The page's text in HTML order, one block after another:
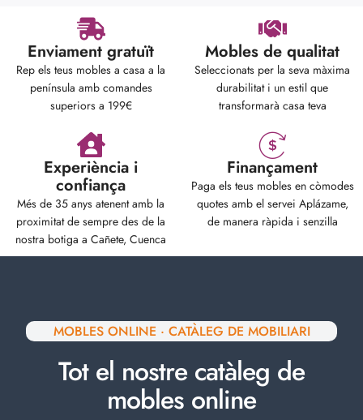
Enviament gratuït
Rep els teus mobles a casa a la
península amb comandes
superiors a 199€
Mobles de qualitat
Seleccionats per la seva màxima
durabilitat i un estil que
transformarà casa teva
Experiència i
confiança
Més de 35 anys atenent amb la
proximitat de sempre des de la
nostra botiga a Cañete, Cuenca
Finançament
Paga els teus mobles en còmodes
quotes amb el servei Aplázame,
de manera ràpida i senzilla
MOBLES ONLINE · CATÀLEG DE MOBILIARI
Tot el nostre catàleg de
mobles online